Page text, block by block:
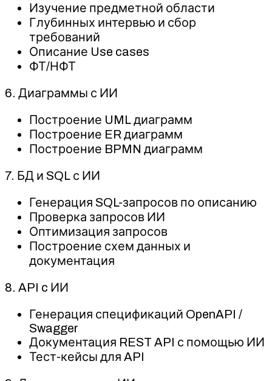
Изучение предметной области
Глубинных интервью и сбор
требований
Описание Use cases
ФТ/НФТ
6. Диаграммы с ИИ
Построение UML диаграмм
Построение ER диаграмм
Построение BPMN диаграмм
7. БД и SQL с ИИ
Генерация SQL-запросов по описанию
Проверка запросов ИИ
Оптимизация запросов
Построение схем данных и
документация
8. API c ИИ
Генерация спецификаций OpenAPI /
Swagger
Документация REST API с помощью ИИ
Тест-кейсы для API